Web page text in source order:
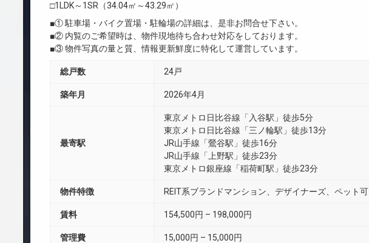
□1LDK～1SR（34.04㎡～43.29㎡）
■① 駐車場・バイク置場・駐輪場の詳細は、是非お問合せ下さい。
■② 内覧のご希望時は、物件現地待ち合わせ対応をしております。
■③ 物件写真の量と質、情報更新鮮度に特化して運営しています。
総戸数 24戸
築年月 2026年4月
最寄駅
東京メトロ日比谷線「入谷駅」徒歩5分
東京メトロ日比谷線「三ノ輪駅」徒歩13分
JR山手線「鶯谷駅」徒歩16分
JR山手線「上野駅」徒歩23分
東京メトロ銀座線「稲荷町駅」徒歩23分
物件特徴 REIT系ブランドマンション、デザイナーズ、ペット可
賃料 154,500円 – 198,000円
管理費 15,000円 – 15,000円